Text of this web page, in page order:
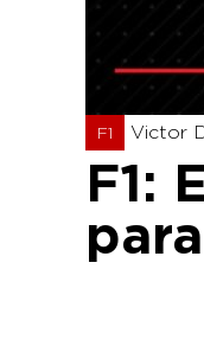
F1 Victor
F1: